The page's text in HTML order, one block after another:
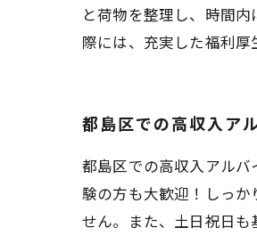
と荷物を整理し、時間
際には、充実した福利厚
都島区での高収入ア
都島区での高収入アル
験の方も大歓迎！しっ
せん。また、土日祝日